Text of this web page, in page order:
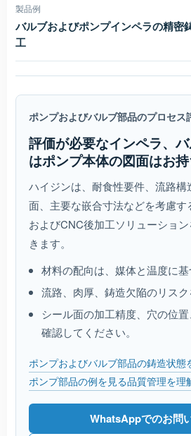
製品例
バルブおよびポンプインペラの精密
工
ポンプおよびバルブ部品のプロセス
評価が必要なインペラ、
はポンプ本体の図面はお
ハイジンは、耐食性要件、流路
面、主要な嵌合寸法などを考慮す
およびCNC後加工ソリューショ
きます。
材料の配向は、媒体と温度に基
流路、肉厚、鋳造欠陥のリスク
シール面の加工精度、穴の位
確認してください。
ポンプおよびバルブ部品の鋳造状態
ポンプ部品の例を見る品質管理を理
WhatsAppでのお問